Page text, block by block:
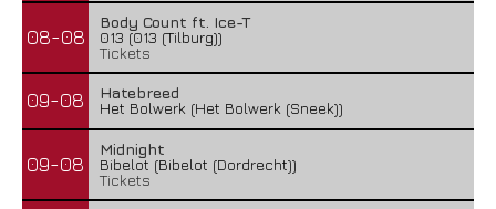
08-08
Body Count ft. Ice-T
013 (013 (Tilburg))
Tickets
09-08
Hatebreed
Het Bolwerk (Het Bolwerk (Sneek))
09-08
Midnight
Bibelot (Bibelot (Dordrecht))
Tickets